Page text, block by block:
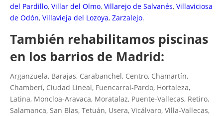
del Pardillo, Villar del Olmo, Villarejo de Salvanés, Villaviciosa
de Odón, Villavieja del Lozoya, Zarzalejo.
También rehabilitamos piscinas
en los barrios de Madrid:
Arganzuela, Barajas, Carabanchel, Centro, Chamartín,
Chamberí, Ciudad Lineal, Fuencarral-Pardo, Hortaleza,
Latina, Moncloa-Aravaca, Moratalaz, Puente-Vallecas, Retiro,
Salamanca, San Blas, Tetuán, Usera, Vicálvaro, Villa-Vallecas,